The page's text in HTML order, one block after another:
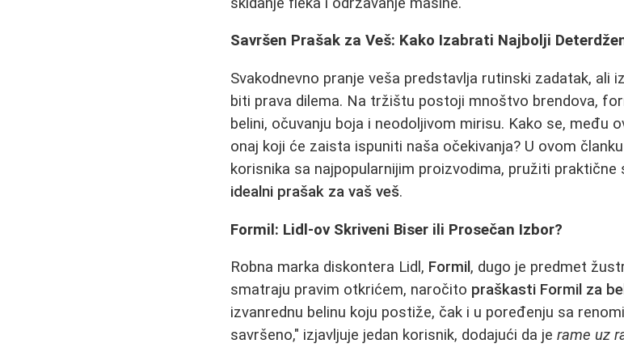
Savršen Prašak za Veš: Kako Izabrati Najbolji
Svakodnevno pranje veša predstavlja rutinski zadatak, ali
biti prava dilema. Na tržištu postoji mnoštvo brendova,
belini, očuvanju boja i neodoljivom mirisu. Kako se, među
onaj koji će zaista ispuniti naša očekivanja? U ovom
korisnika sa najpopularnijim proizvodima, pružiti
idealni prašak za vaš veš.
Formil: Lidl-ov Skriveni Biser ili Prosečan Izbor?
Robna marka diskontera Lidl, Formil , dugo je predmet
smatraju pravim otkrićem, naročito praškasti Formil za
izvanrednu belinu koju postiže, čak i u poređenju sa
savršeno," izjavljuje jedan korisnik, dodajući da jerame uz